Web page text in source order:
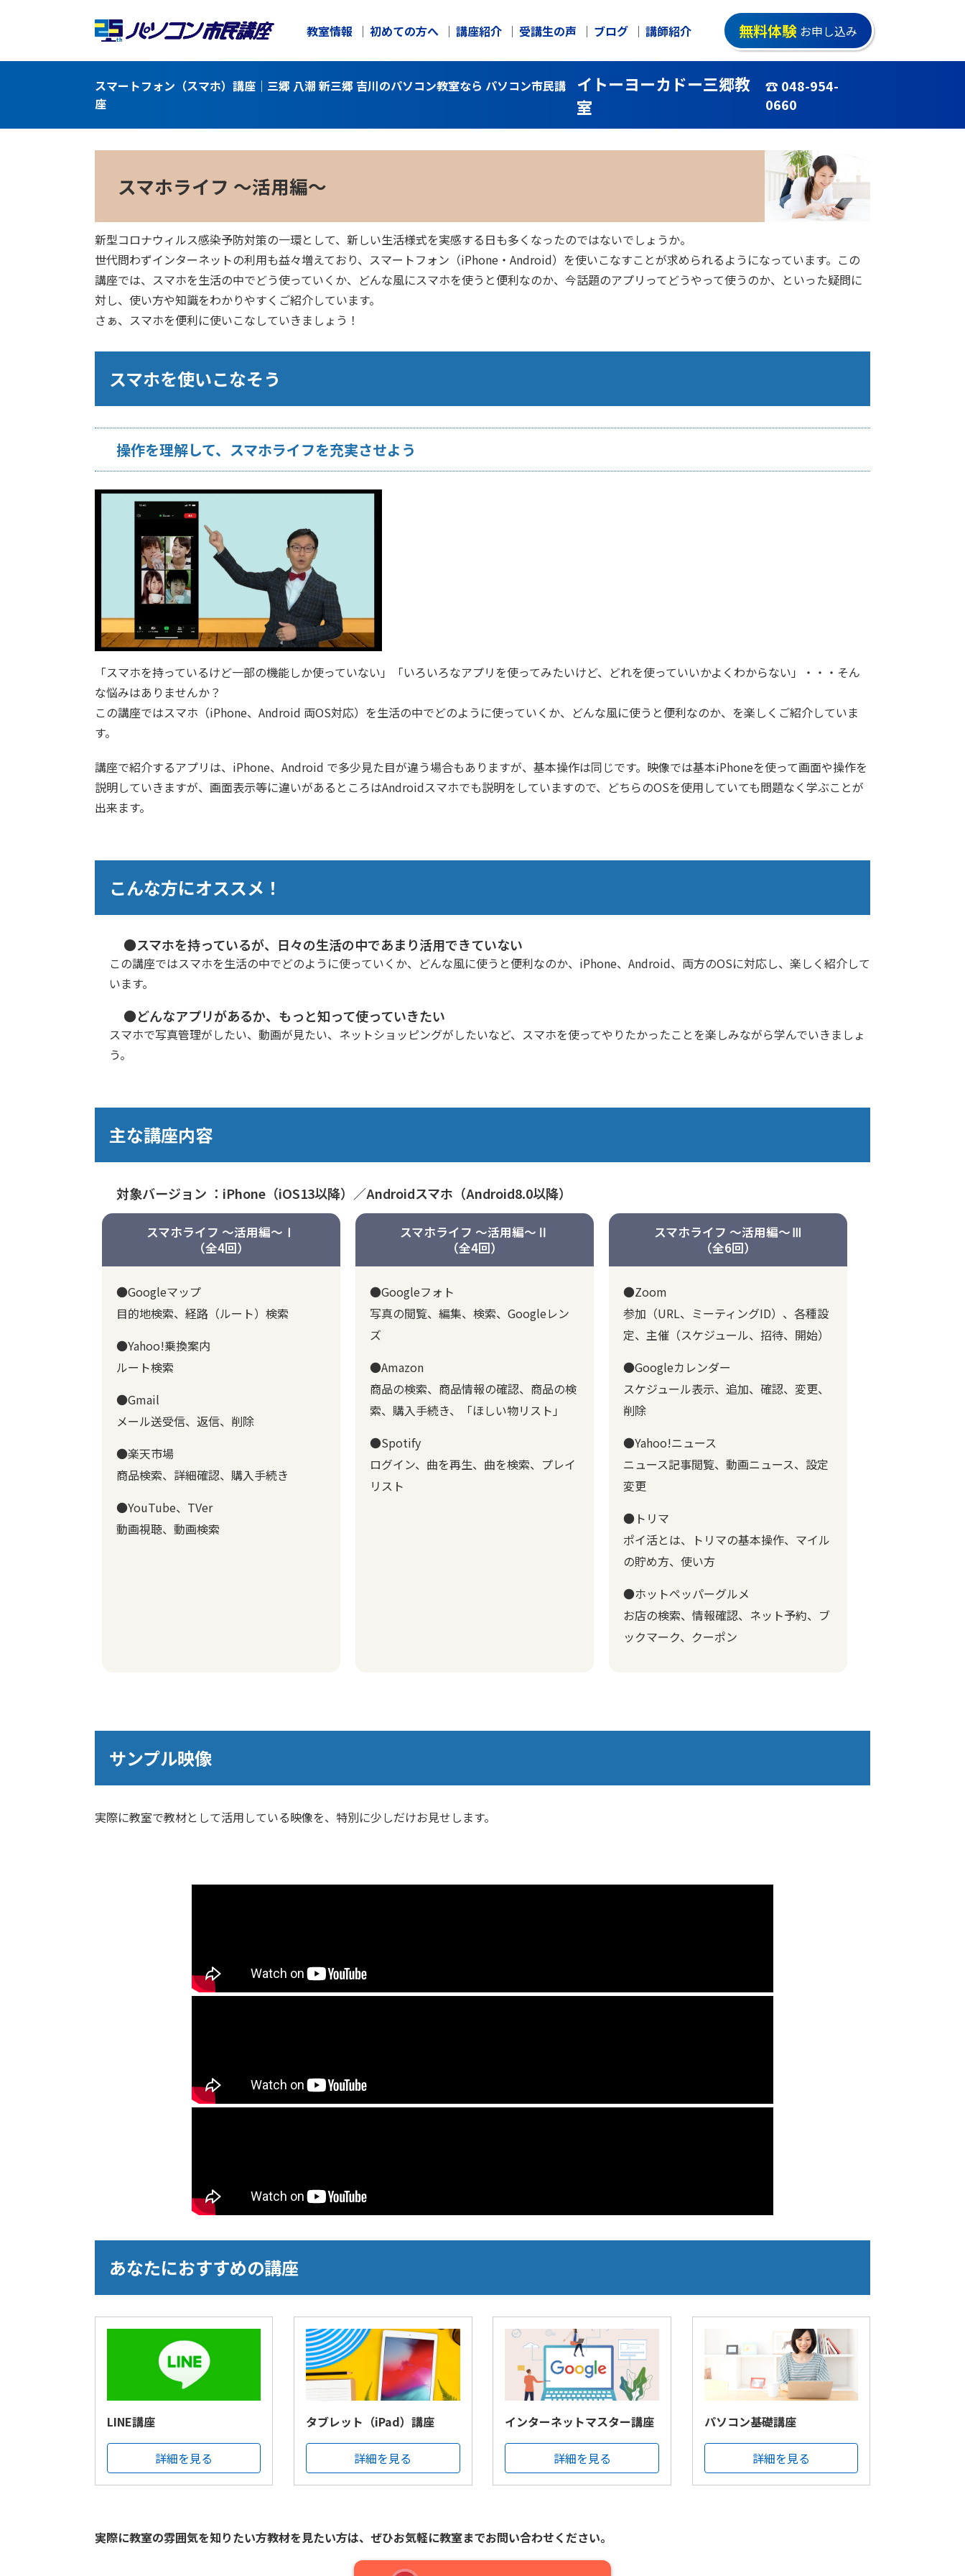
教室情報 初めての方へ 講座紹介 受講生の声 ブログ 講師紹介 無料体験 お申し込み
スマートフォン（スマホ）講座｜三郷 八潮 新三郷 吉川のパソコン教室なら パソコン市民講
座
イトーヨーカドー三郷教
室
☎ 048-954-
0660
スマホライフ ～活用編～
新型コロナウィルス感染予防対策の一環として、新しい生活様式を実感する日も多くなったのではないでしょうか。
世代問わずインターネットの利用も益々増えており、スマートフォン（iPhone・Android）を使いこなすことが求められるようになっています。この
講座では、スマホを生活の中でどう使っていくか、どんな風にスマホを使うと便利なのか、今話題のアプリってどうやって使うのか、といった疑問に
対し、使い方や知識をわかりやすくご紹介しています。
さぁ、スマホを便利に使いこなしていきましょう！
スマホを使いこなそう
操作を理解して、スマホライフを充実させよう
「スマホを持っているけど一部の機能しか使っていない」「いろいろなアプリを使ってみたいけど、どれを使っていいかよくわからない」・・・そん
な悩みはありませんか？
この講座ではスマホ（iPhone、Android 両OS対応）を生活の中でどのように使っていくか、どんな風に使うと便利なのか、を楽しくご紹介していま
す。
講座で紹介するアプリは、iPhone、Android で多少見た目が違う場合もありますが、基本操作は同じです。映像では基本iPhoneを使って画面や操作を
説明していきますが、画面表示等に違いがあるところはAndroidスマホでも説明をしていますので、どちらのOSを使用していても問題なく学ぶことが
出来ます。
こんな方にオススメ！
●スマホを持っているが、日々の生活の中であまり活用できていない
この講座ではスマホを生活の中でどのように使っていくか、どんな風に使うと便利なのか、iPhone、Android、両方のOSに対応し、楽しく紹介して
います。
●どんなアプリがあるか、もっと知って使っていきたい
スマホで写真管理がしたい、動画が見たい、ネットショッピングがしたいなど、スマホを使ってやりたかったことを楽しみながら学んでいきましょ
う。
主な講座内容
対象バージョン ： iPhone（iOS13以降）／Androidスマホ（Android8.0以降）
スマホライフ ～活用編～Ⅰ
（全4回）
●Googleマップ
目的地検索、経路（ルート）検索
●Yahoo!乗換案内
ルート検索
●Gmail
メール送受信、返信、削除
●楽天市場
商品検索、詳細確認、購入手続き
●YouTube、TVer
動画視聴、動画検索
スマホライフ ～活用編～Ⅱ
（全4回）
●Googleフォト
写真の閲覧、編集、検索、Googleレン
ズ
●Amazon
商品の検索、商品情報の確認、商品の検
索、購入手続き、「ほしい物リスト」
●Spotify
ログイン、曲を再生、曲を検索、プレイ
リスト
スマホライフ ～活用編～Ⅲ
（全6回）
●Zoom
参加（URL、ミーティングID）、各種設
定、主催（スケジュール、招待、開始）
●Googleカレンダー
スケジュール表示、追加、確認、変更、
削除
●Yahoo!ニュース
ニュース記事閲覧、動画ニュース、設定
変更
●トリマ
ポイ活とは、トリマの基本操作、マイル
の貯め方、使い方
●ホットペッパーグルメ
お店の検索、情報確認、ネット予約、ブ
ックマーク、クーポン
サンプル映像
実際に教室で教材として活用している映像を、特別に少しだけお見せします。
あなたにおすすめの講座
LINE講座
詳細を見る
タブレット（iPad）講座
詳細を見る
インターネットマスター講座
詳細を見る
パソコン基礎講座
詳細を見る
実際に教室の雰囲気を知りたい方教材を見たい方は、 ぜひお気軽に教室までお問い合わせください。